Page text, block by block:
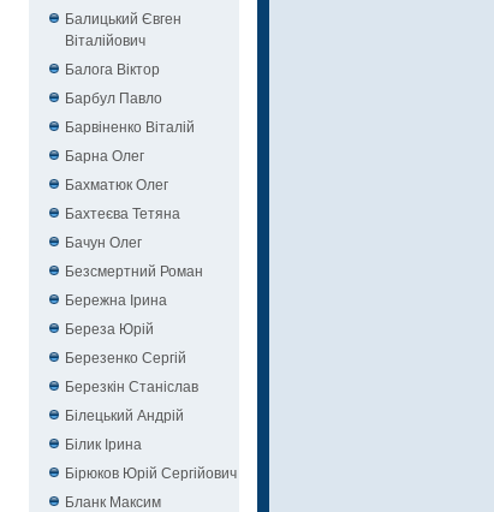
Балицький Євген
Віталійович
Балога Віктор
Барбул Павло
Барвіненко Віталій
Барна Олег
Бахматюк Олег
Бахтеєва Тетяна
Бачун Олег
Безсмертний Роман
Бережна Ірина
Береза Юрій
Березенко Сергій
Березкін Станіслав
Білецький Андрій
Білик Ірина
Бірюков Юрій Сергійович
Бланк Максим